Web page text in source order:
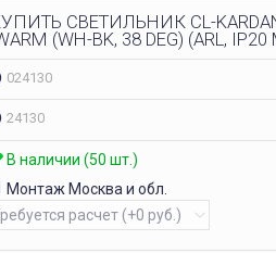
СВЕТИЛЬНИК CL-
(WH-BK, 38 DEG) (ARL,
024130
24130
В наличии (50 шт.)
Монтаж Москва и обл.